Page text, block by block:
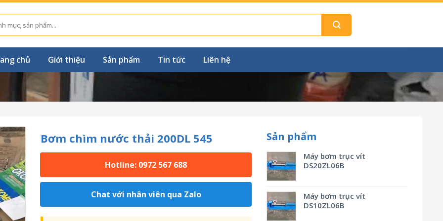
chủ Giới thiệu Sản phẩm Tin tức Liên hệ
Sản phẩm
Máy bơm trục vít
DS20ZL06B
Máy bơm trục vít
DS10ZL06B
Bơm chìm nước thải 200DL 545
Hotline: 0972 567 688
Chat với nhân viên qua Zalo